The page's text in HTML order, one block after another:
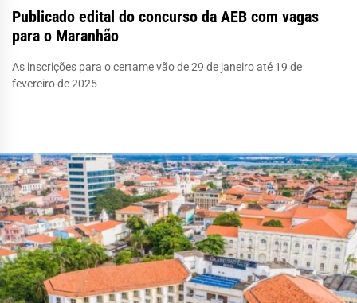
Publicado edital do concurso da AEB com vagas
para o Maranhão
As inscrições para o certame vão de 29 de janeiro até 19 de
fevereiro de 2025